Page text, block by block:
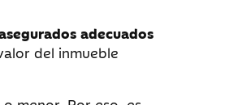
adecuados
del inmueble